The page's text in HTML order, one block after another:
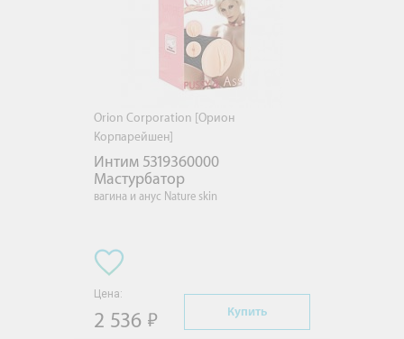
Orion Corporation [Орион
Корпарейшен]
Интим 5319360000
Мастурбатор
вагина и анус Nature skin
Цена:
2 536 Купить